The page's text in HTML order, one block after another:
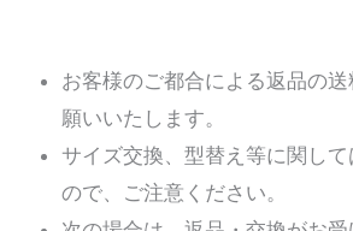
お客様のご都合による返品の
願いいたします。
サイズ交換、型替え等に関し
ので、ご注意ください。